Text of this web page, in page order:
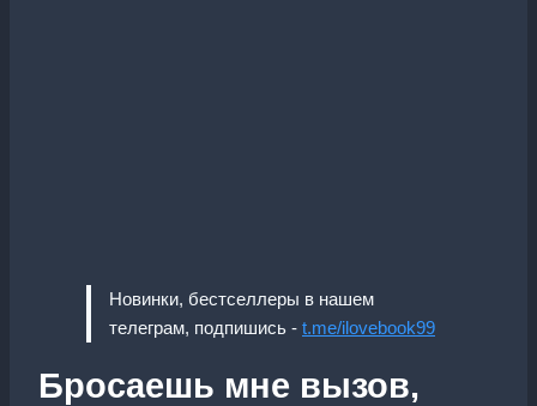
Новинки, бестселлеры в нашем
телеграм, подпишись - t.me/ilovebook99
Бросаешь мне вызов,